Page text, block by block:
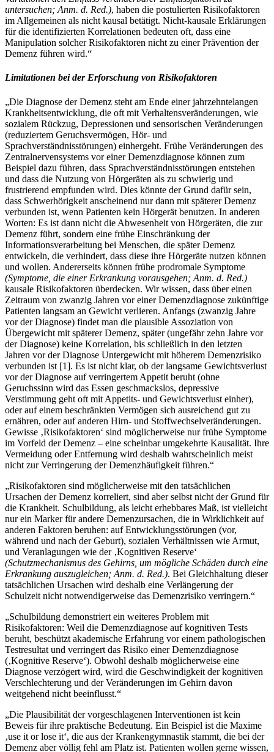
untersuchen; Anm. d. Red.), haben die postulierten Risikofaktoren
im Allgemeinen als nicht kausal betätigt. Nicht-kausale Erklärungen
für die identifizierten Korrelationen bedeuten oft, dass eine
Manipulation solcher Risikofaktoren nicht zu einer Prävention der
Demenz führen wird.“
Limitationen bei der Erforschung von Risikofaktoren
„Die Diagnose der Demenz steht am Ende einer jahrzehntelangen
Krankheitsentwicklung, die oft mit Verhaltensveränderungen, wie
sozialem Rückzug, Depressionen und sensorischen Veränderungen
(reduziertem Geruchsvermögen, Hör- und
Sprachverständnisstörungen) einhergeht. Frühe Veränderungen des
Zentralnervensystems vor einer Demenzdiagnose können zum
Beispiel dazu führen, dass Sprachverständnisstörungen entstehen
und dass die Nutzung von Hörgeräten als zu schwierig und
frustrierend empfunden wird. Dies könnte der Grund dafür sein,
dass Schwerhörigkeit anscheinend nur dann mit späterer Demenz
verbunden ist, wenn Patienten kein Hörgerät benutzen. In anderen
Worten: Es ist dann nicht die Abwesenheit von Hörgeräten, die zur
Demenz führt, sondern eine frühe Einschränkung der
Informationsverarbeitung bei Menschen, die später Demenz
entwickeln, die verhindert, dass diese ihre Hörgeräte nutzen können
und wollen. Andererseits können frühe prodromale Symptome
(Symptome, die einer Erkrankung vorausgehen; Anm. d. Red.)
kausale Risikofaktoren überdecken. Wir wissen, dass über einen
Zeitraum von zwanzig Jahren vor einer Demenzdiagnose zukünftige
Patienten langsam an Gewicht verlieren. Anfangs (zwanzig Jahre
vor der Diagnose) findet man die plausible Assoziation von
Übergewicht mit späterer Demenz, später (ungefähr zehn Jahre vor
der Diagnose) keine Korrelation, bis schließlich in den letzten
Jahren vor der Diagnose Untergewicht mit höherem Demenzrisiko
verbunden ist [1]. Es ist nicht klar, ob der langsame Gewichtsverlust
vor der Diagnose auf verringertem Appetit beruht (ohne
Geruchssinn wird das Essen geschmackslos, depressive
Verstimmung geht oft mit Appetits- und Gewichtsverlust einher),
oder auf einem beschränkten Vermögen sich ausreichend gut zu
ernähren, oder auf anderen Hirn- und Stoffwechselveränderungen.
Gewisse ‚Risikofaktoren‘ sind möglicherweise nur frühe Symptome
im Vorfeld der Demenz – eine scheinbar umgekehrte Kausalität. Ihre
Vermeidung oder Entfernung wird deshalb wahrscheinlich meist
nicht zur Verringerung der Demenzhäufigkeit führen.“
„Risikofaktoren sind möglicherweise mit den tatsächlichen
Ursachen der Demenz korreliert, sind aber selbst nicht der Grund für
die Krankheit. Schulbildung, als leicht erhebbares Maß, ist vielleicht
nur ein Marker für andere Demenzursachen, die in Wirklichkeit auf
anderen Faktoren beruhen: auf Entwicklungsstörungen (vor,
während und nach der Geburt), sozialen Verhältnissen wie Armut,
und Veranlagungen wie der ‚Kognitiven Reserve‘
(Schutzmechanismus des Gehirns, um mögliche Schäden durch eine
Erkrankung auszugleichen; Anm. d. Red.). Bei Gleichhaltung dieser
tatsächlichen Ursachen wird deshalb eine Verlängerung der
Schulzeit nicht notwendigerweise das Demenzrisiko verringern.“
„Schulbildung demonstriert ein weiteres Problem mit
Risikofaktoren: Weil die Demenzdiagnose auf kognitiven Tests
beruht, beschützt akademische Erfahrung vor einem pathologischen
Testresultat und verringert das Risiko einer Demenzdiagnose
(‚Kognitive Reserve‘). Obwohl deshalb möglicherweise eine
Diagnose verzögert wird, wird die Geschwindigkeit der kognitiven
Verschlechterung und der Veränderungen im Gehirn davon
weitgehend nicht beeinflusst.“
„Die Plausibilität der vorgeschlagenen Interventionen ist kein
Beweis für ihre praktische Bedeutung. Ein Beispiel ist die Maxime
‚use it or lose it‘, die aus der Krankengymnastik stammt, die bei der
Demenz aber völlig fehl am Platz ist. Patienten wollen gerne wissen,